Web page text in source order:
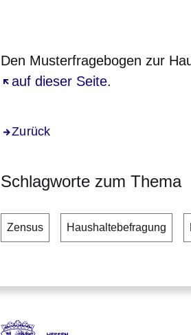
Den Musterfragebogen zur
auf dieser Seite
Öffnet sich in einem neuen
.
Zurück
Schlagworte zum Thema
Zensus Haushaltebefragung